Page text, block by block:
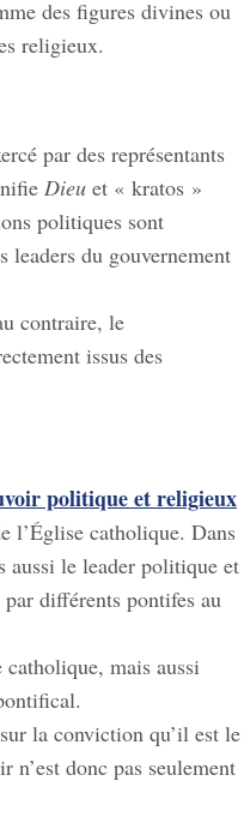
des figures divines ou
religieux.
par des représentants
Dieu et « kratos »
politiques sont
leaders du gouvernement
contraire, le
issus des
politique et religieux
l’Église catholique. Dans
aussi le leader politique et
différents pontifes au
catholique, mais aussi
la conviction qu’il est le
donc pas seulement